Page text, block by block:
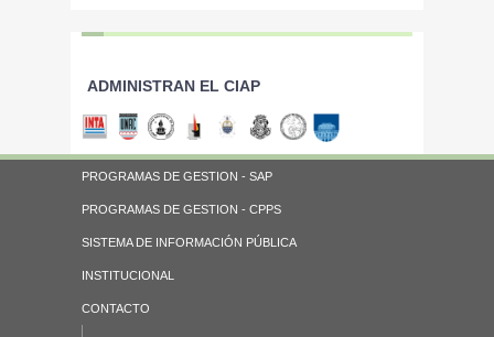
ADMINISTRAN EL CIAP
PROGRAMAS DE GESTION - SAP
PROGRAMAS DE GESTION - CPPS
SISTEMA DE INFORMACIÓN PÚBLICA
INSTITUCIONAL
CONTACTO